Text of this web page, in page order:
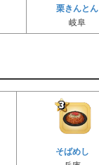
栗きんとん
岐阜
そばめし